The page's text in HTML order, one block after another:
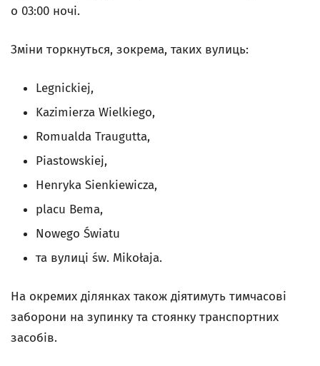
о 03:00 ночі.
Зміни торкнуться, зокрема, таких вулиць:
Legnickiej,
Kazimierza Wielkiego,
Romualda Traugutta,
Piastowskiej,
Henryka Sienkiewicza,
placu Bema,
Nowego Światu
та вулиці św. Mikołaja.
На окремих ділянках також діятимуть тимчасові
заборони на зупинку та стоянку транспортних
засобів.